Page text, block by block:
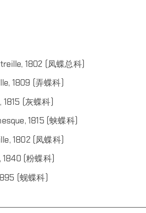
1802 (凤蝶总科)
1809 (弄蝶科)
1815‎ (灰蝶科)
1815 (蛱蝶科)
1802 (凤蝶科)
1840 (粉蝶科)
(蚬蝶科)